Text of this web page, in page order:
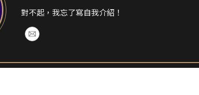
對不起，我忘了寫自我介紹！